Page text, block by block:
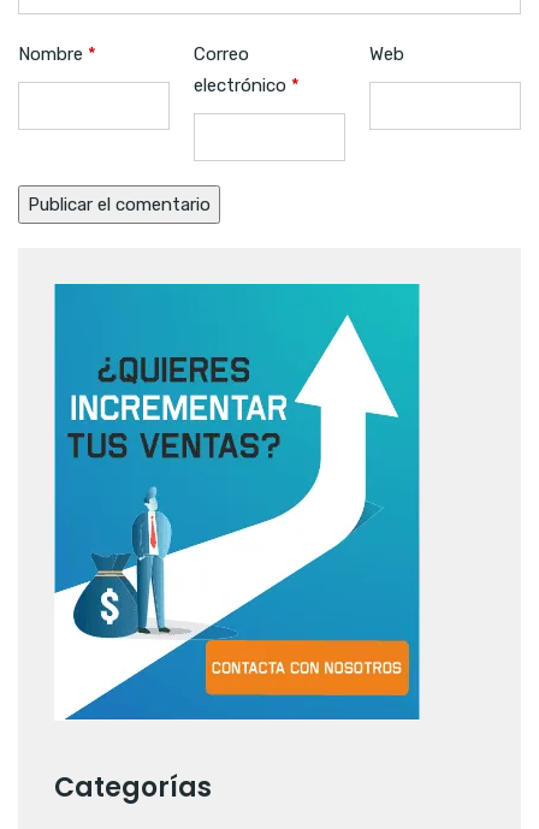
Nombre *
Correo
electrónico *
Web
Categorías